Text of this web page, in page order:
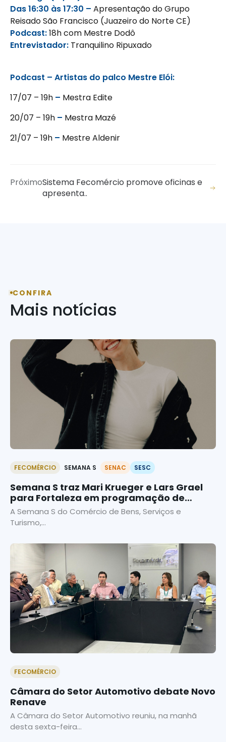
Das 16:30 às 17:30 – Apresentação do Grupo
Reisado São Francisco (Juazeiro do Norte CE)
Podcast:18h com Mestre Dodô
Entrevistador: Tranquilino Ripuxado
Podcast – Artistas do palco Mestre Elói:
17/07 – 19h – Mestra Edite
20/07 – 19h – Mestra Mazé
21/07 – 19h – Mestre Aldenir
PróximoSistema Fecomércio promove oficinas e
apresenta..
CONFIRA
Mais notícias
FECOMÉRCIO SEMANA S SENAC SESC
Semana S traz Mari Krueger e Lars Grael
para Fortaleza em programação de
palestras gratuitas
A Semana S do Comércio de Bens, Serviços e
Turismo,...
FECOMÉRCIO
Câmara do Setor Automotivo debate Novo
Renave
A Câmara do Setor Automotivo reuniu, na manhã
desta sexta-feira...